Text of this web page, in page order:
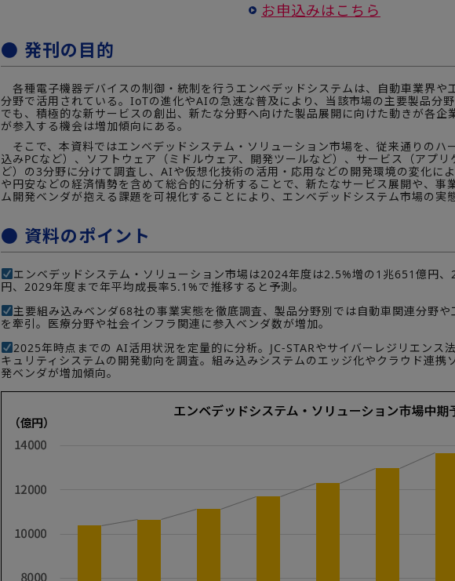
お申込みはこちら
● 発刊の目的
各種電子機器デバイスの制御・統制を行うエンベデッドシステムは、自動車業界や
分野で活用されている。IoTの進化やAIの急速な普及により、当該市場の主要製品分
でも、積極的な新サービスの創出、新たな分野へ向けた製品展開に向けた動きが各企
が参入する機会は増加傾向にある。
そこで、本資料ではエンベデッドシステム・ソリューション市場を、従来通りのハ
込みPCなど）、ソフトウェア（ミドルウェア、開発ツールなど）、サービス（アプ
ど）の3分野に分けて調査し、AIや仮想化技術の活用・応用などの開発環境の変化に
や円安などの経済情勢を含めて総合的に分析することで、新たなサービス展開や、事
ム開発ベンダが抱える課題を可視化することにより、エンベデッドシステム市場の実
● 資料のポイント
エンベデッドシステム・ソリューション市場は2024年度は2.5%増の1兆651億円
円、2029年度まで年平均成長率5.1%で推移すると予測。
主要組み込みベンダ68社の事業実態を徹底調査、製品分野別では自動車関連分野
を牽引。医療分野や社会インフラ関連に参入ベンダ数が増加。
2025年時点までの AI活用状況を定量的に分析。JC-STARやサイバーレジリエンス
キュリティシステムの開発動向を調査。組み込みシステムのエッジ化やクラウド連携
発ベンダが増加傾向。